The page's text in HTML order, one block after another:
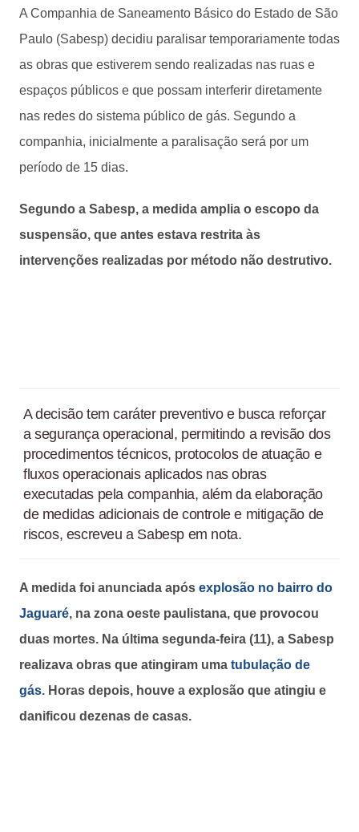
A Companhia de Saneamento Básico do Estado de São
Paulo (Sabesp) decidiu paralisar temporariamente todas
as obras que estiverem sendo realizadas nas ruas e
espaços públicos e que possam interferir diretamente
nas redes do sistema público de gás. Segundo a
companhia, inicialmente a paralisação será por um
período de 15 dias.
Segundo a Sabesp, a medida amplia o escopo da
suspensão, que antes estava restrita às
intervenções realizadas por método não destrutivo.
A decisão tem caráter preventivo e busca reforçar
a segurança operacional, permitindo a revisão dos
procedimentos técnicos, protocolos de atuação e
fluxos operacionais aplicados nas obras
executadas pela companhia, além da elaboração
de medidas adicionais de controle e mitigação de
riscos, escreveu a Sabesp em nota.
A medida foi anunciada após explosão no bairro do
Jaguaré, na zona oeste paulistana, que provocou
duas mortes. Na última segunda-feira (11), a Sabesp
realizava obras que atingiram uma tubulação de
gás. Horas depois, houve a explosão que atingiu e
danificou dezenas de casas.